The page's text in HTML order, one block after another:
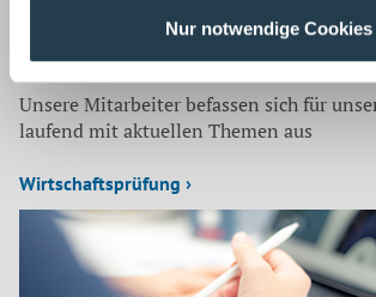
Nur notwendige Cookies
Auf dem neuesten Stand
Unsere Mitarbeiter befassen sich für
laufend mit aktuellen Themen aus
Wirtschaftsprüfung ›